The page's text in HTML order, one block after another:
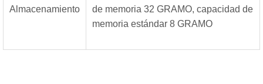
Almacenamiento
de memoria 32 GRAMO, capacidad de
memoria estándar 8 GRAMO